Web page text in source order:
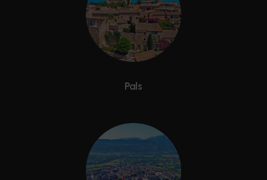
Pals